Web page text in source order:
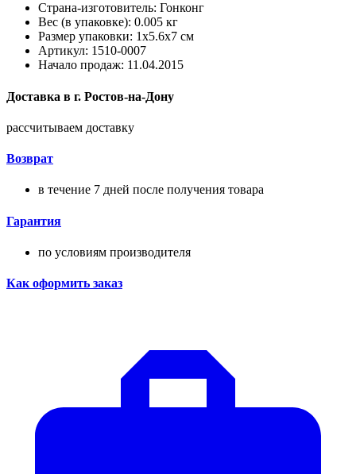
Страна-изготовитель: Гонконг
Вес (в упаковке): 0.005 кг
Размер упаковки: 1x5.6x7 см
Артикул: 1510-0007
Начало продаж: 11.04.2015
Доставка в г. Ростов-на-Дону
рассчитываем доставку
Возврат
в течение 7 дней после получения товара
Гарантия
по условиям производителя
Как оформить заказ